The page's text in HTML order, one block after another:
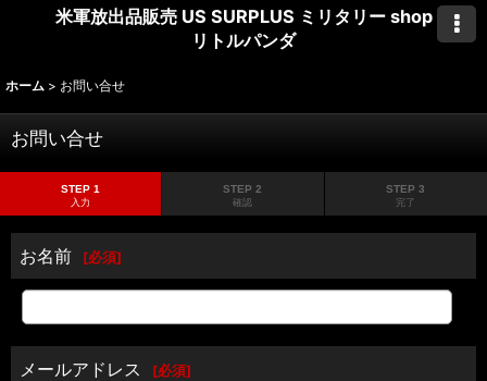
米軍放出品販売 US SURPLUS ミリタリー shop
リトルパンダ
ホーム > お問い合せ
お問い合せ
STEP 1
入力
STEP 2
確認
STEP 3
完了
お名前 [必須]
メールアドレス [必須]